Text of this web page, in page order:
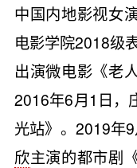
中国内地影视女
电影学院2018级
出演微电影《老
2016年6月1日，
光站》。2019年
欣主演的都市剧